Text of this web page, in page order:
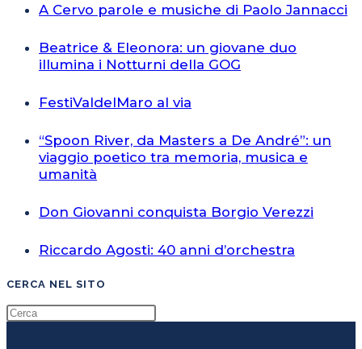
A Cervo parole e musiche di Paolo Jannacci
Beatrice & Eleonora: un giovane duo
illumina i Notturni della GOG
FestiValdelMaro al via
“Spoon River, da Masters a De André”: un
viaggio poetico tra memoria, musica e
umanità
Don Giovanni conquista Borgio Verezzi
Riccardo Agosti: 40 anni d’orchestra
CERCA NEL SITO